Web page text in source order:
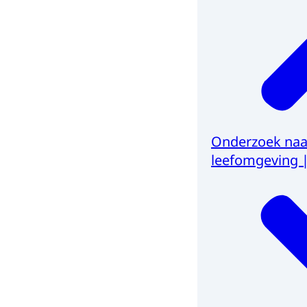
Onderzoek
leefomgeving